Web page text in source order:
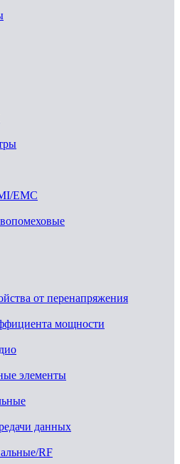
EMC
от перенапряжения
мощности
элементы
данных
RF